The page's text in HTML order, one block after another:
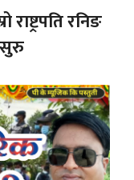
रनिङ
सुरु